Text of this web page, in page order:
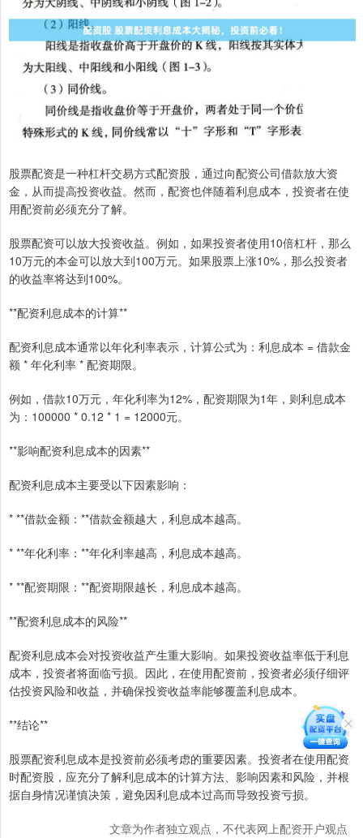
股票配资是一种杠杆交易方式配资股，通过向配资公司借款放大资
金，从而提高投资收益。然而，配资也伴随着利息成本，投资者在使
用配资前必须充分了解。
股票配资可以放大投资收益。例如，如果投资者使用10倍杠杆，那么
10万元的本金可以放大到100万元。如果股票上涨10%，那么投资者
的收益率将达到100%。
**配资利息成本的计算**
配资利息成本通常以年化利率表示，计算公式为：利息成本 = 借款金
额 * 年化利率 * 配资期限。
例如，借款10万元，年化利率为12%，配资期限为1年，则利息成本
为：100000 * 0.12 * 1 = 12000元。
**影响配资利息成本的因素**
配资利息成本主要受以下因素影响：
* **借款金额：**借款金额越大，利息成本越高。
* **年化利率：**年化利率越高，利息成本越高。
* **配资期限：**配资期限越长，利息成本越高。
**配资利息成本的风险**
配资利息成本会对投资收益产生重大影响。如果投资收益率低于利息
成本，投资者将面临亏损。因此，在使用配资前，投资者必须仔细评
估投资风险和收益，并确保投资收益率能够覆盖利息成本。
**结论**
股票配资利息成本是投资前必须考虑的重要因素。投资者在使用配资
时配资股，应充分了解利息成本的计算方法、影响因素和风险，并根
据自身情况谨慎决策，避免因利息成本过高而导致投资亏损。
文章为作者独立观点，不代表网上配资开户观点